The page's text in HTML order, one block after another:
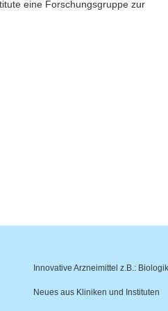
eine Forschungsgruppe zur
Innovative Arzneimittel z.B.:
Neues aus Kliniken und Instituten